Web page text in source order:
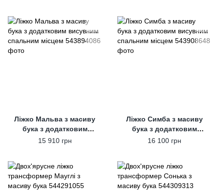
Ліжко Мальва з масиву
бука з додатковим
висувним спальним
15 910 грн
Ліжко Симба з масиву
бука з додатковим
висувним спальним
16 100 грн